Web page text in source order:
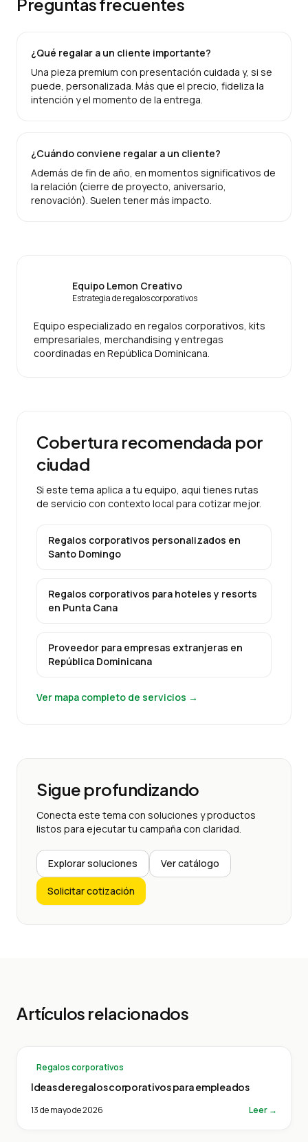
¿Qué regalar a un cliente importante?
Una pieza premium con presentación cuidada y, si se
puede, personalizada. Más que el precio, fideliza la
intención y el momento de la entrega.
¿Cuándo conviene regalar a un cliente?
Además de fin de año, en momentos significativos de
la relación (cierre de proyecto, aniversario,
renovación). Suelen tener más impacto.
Equipo Lemon Creativo
Estrategia de regalos corporativos
Equipo especializado en regalos corporativos, kits
empresariales, merchandising y entregas
coordinadas en República Dominicana.
Cobertura recomendada por
ciudad
Si este tema aplica a tu equipo, aqui tienes rutas
de servicio con contexto local para cotizar mejor.
Regalos corporativos personalizados en
Santo Domingo
Regalos corporativos para hoteles y resorts
en Punta Cana
Proveedor para empresas extranjeras en
República Dominicana
Ver mapa completo de servicios →
Sigue profundizando
Conecta este tema con soluciones y productos
listos para ejecutar tu campaña con claridad.
Explorar soluciones Ver catálogo
Solicitar cotización
Artículos relacionados
Regalos corporativos
Ideas de regalos corporativos para empleados
13 de mayo de 2026 Leer →